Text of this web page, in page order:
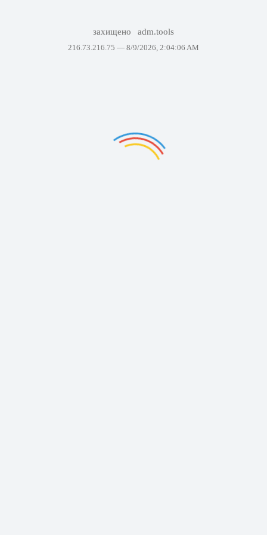
захищено adm.tools
216.73.216.75 — 8/9/2026, 2:04:06 AM